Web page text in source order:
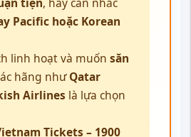
Pacific hoặc Korean
linh hoạt và muốn săn
hãng nhưQatar
Airlines là lựa chọn
Tickets – 1900